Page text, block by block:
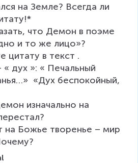
на Земле? Всегда ли
что Демон в поэме
и то же лицо»?
цитату в текст .
дух »: « Печальный
«Дух беспокойный,
изначально на
на Божье творенье – мир